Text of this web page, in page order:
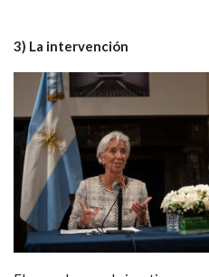
3) La intervención